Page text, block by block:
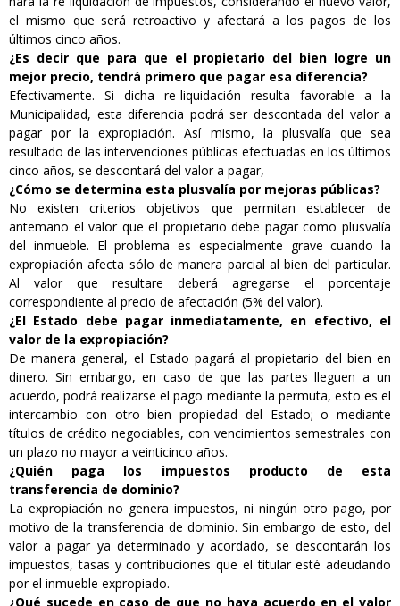
el mismo que será retroactivo y afectará a los pagos de los
últimos cinco años.
¿Es decir que para que el propietario del bien logre un
mejor precio, tendrá primero que pagar esa diferencia?
Efectivamente. Si dicha re-liquidación resulta favorable a la
Municipalidad, esta diferencia podrá ser descontada del valor a
pagar por la expropiación. Así mismo, la plusvalía que sea
resultado de las intervenciones públicas efectuadas en los últimos
cinco años, se descontará del valor a pagar,
¿Cómo se determina esta plusvalía por mejoras públicas?
No existen criterios objetivos que permitan establecer de
antemano el valor que el propietario debe pagar como plusvalía
del inmueble. El problema es especialmente grave cuando la
expropiación afecta sólo de manera parcial al bien del particular.
Al valor que resultare deberá agregarse el porcentaje
correspondiente al precio de afectación (5% del valor).
¿El Estado debe pagar inmediatamente, en efectivo, el
valor de la expropiación?
De manera general, el Estado pagará al propietario del bien en
dinero. Sin embargo, en caso de que las partes lleguen a un
acuerdo, podrá realizarse el pago mediante la permuta, esto es el
intercambio con otro bien propiedad del Estado; o mediante
títulos de crédito negociables, con vencimientos semestrales con
un plazo no mayor a veinticinco años.
¿Quién paga los impuestos producto de esta
transferencia de dominio?
La expropiación no genera impuestos, ni ningún otro pago, por
motivo de la transferencia de dominio. Sin embargo de esto, del
valor a pagar ya determinado y acordado, se descontarán los
impuestos, tasas y contribuciones que el titular esté adeudando
por el inmueble expropiado.
¿Qué sucede en caso de que no haya acuerdo en el valor